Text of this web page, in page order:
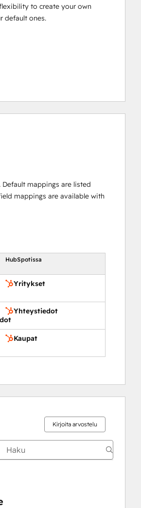
to create your own
default ones.
mappings are listed
mappings are available with
HubSpotissa
Yritykset
Yhteystiedot
Kaupat
Kirjoita arvostelu